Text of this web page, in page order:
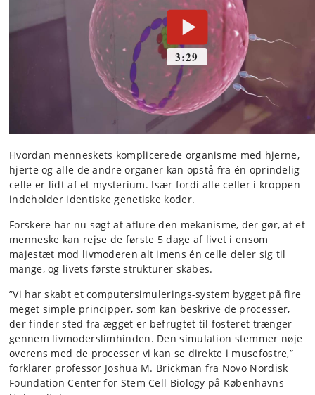
Hvordan menneskets komplicerede organisme med hjerne,
hjerte og alle de andre organer kan opstå fra én oprindelig
celle er lidt af et mysterium. Især fordi alle celler i kroppen
indeholder identiske genetiske koder.
Forskere har nu søgt at aflure den mekanisme, der gør, at et
menneske kan rejse de første 5 dage af livet i ensom
majestæt mod livmoderen alt imens én celle deler sig til
mange, og livets første strukturer skabes.
”Vi har skabt et computersimulerings-system bygget på fire
meget simple principper, som kan beskrive de processer,
der finder sted fra ægget er befrugtet til fosteret trænger
gennem livmoderslimhinden. Den simulation stemmer nøje
overens med de processer vi kan se direkte i musefostre,”
forklarer professor Joshua M. Brickman fra Novo Nordisk
Foundation Center for Stem Cell Biology på Københavns